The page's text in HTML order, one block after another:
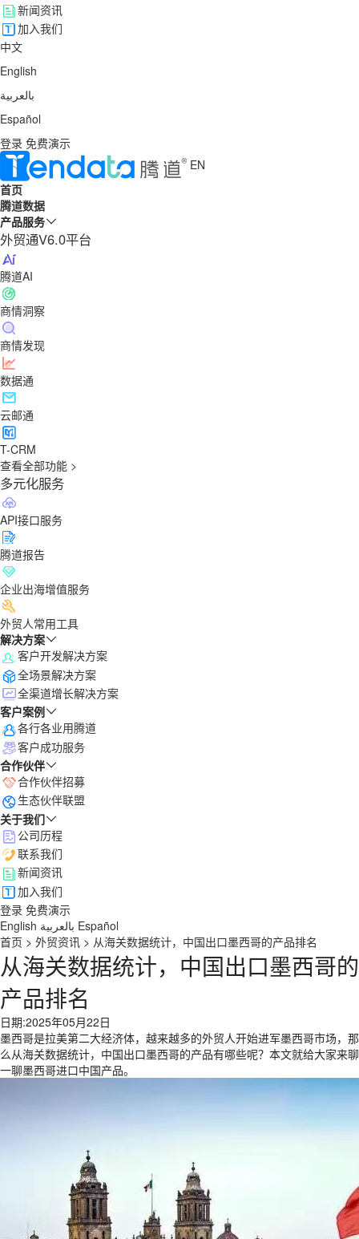
新闻资讯
加入我们
中文
English
بالعربية
Español
登录 免费演示
EN
首页
腾道数据
产品服务
外贸通V6.0平台
腾道AI
商情洞察
商情发现
数据通
云邮通
T-CRM
查看全部功能 >
多元化服务
API接口服务
腾道报告
企业出海增值服务
外贸人常用工具
解决方案
客户开发解决方案
全场景解决方案
全渠道增长解决方案
客户案例
各行各业用腾道
客户成功服务
合作伙伴
合作伙伴招募
生态伙伴联盟
关于我们
公司历程
联系我们
新闻资讯
加入我们
登录 免费演示
English بالعربية Español
首页 > 外贸资讯 > 从海关数据统计，中国出口墨西哥的产品排名
从海关数据统计，中国出口墨西哥的
产品排名
日期:2025年05月22日
墨西哥是拉美第二大经济体，越来越多的外贸人开始进军墨西哥市场，那
么从海关数据统计，中国出口墨西哥的产品有哪些呢？本文就给大家来聊
一聊墨西哥进口中国产品。